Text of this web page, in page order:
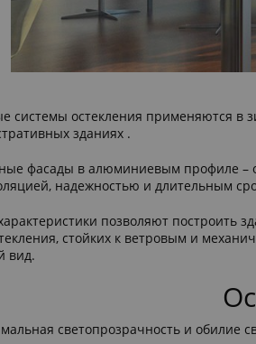
системы остекления применяются в
зданиях .
фасады в алюминиевым профиле –
надежностью и длительным
позволяют
стойких к ветровым и
вид.
светопрозрачность и обилие